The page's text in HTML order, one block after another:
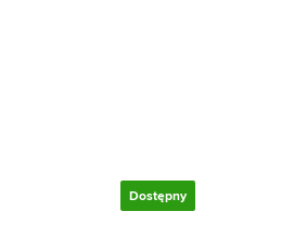
Dostępny